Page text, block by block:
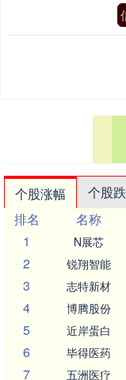
个股涨幅 个股
排名
名称
1
N展芯
2 锐翔智能
3 志特新材
4 博腾股份
5 近岸蛋白
6 毕得医药
7 五洲医疗